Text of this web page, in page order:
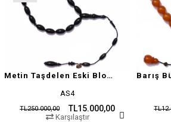
Metin Taşdelen Eski Blok Sıkma
AS4
TL15.000,00
TL250.000,00
Karşılaştır